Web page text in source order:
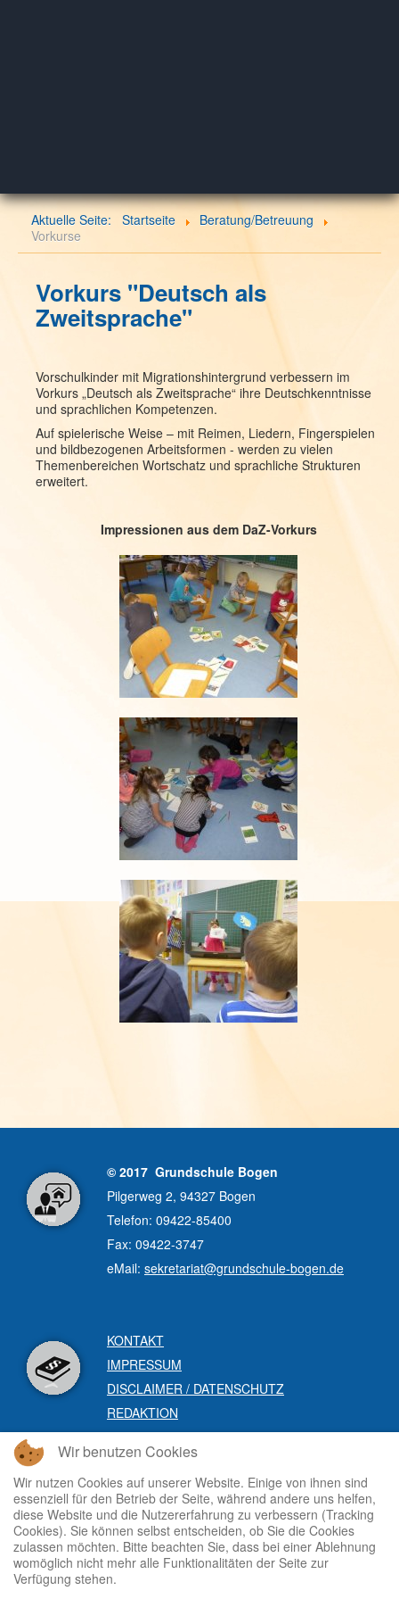
Aktuelle Seite: Startseite
Beratung/Betreuung
Vorkurse
Vorkurs "Deutsch als
Zweitsprache"
Vorschulkinder mit Migrationshintergrund verbessern im
Vorkurs „Deutsch als Zweitsprache“ ihre Deutschkenntnisse
und sprachlichen Kompetenzen.
Auf spielerische Weise – mit Reimen, Liedern, Fingerspielen
und bildbezogenen Arbeitsformen - werden zu vielen
Themenbereichen Wortschatz und sprachliche Strukturen
erweitert.
Impressionen aus dem DaZ-Vorkurs
© 2017 Grundschule Bogen
Pilgerweg 2, 94327 Bogen
Telefon: 09422-85400
Fax: 09422-3747
eMail: sekretariat@grundschule-bogen.de
KONTAKT
IMPRESSUM
DISCLAIMER / DATENSCHUTZ
REDAKTION
Wir benutzen Cookies
Wir nutzen Cookies auf unserer Website. Einige von ihnen sind
essenziell für den Betrieb der Seite, während andere uns helfen,
diese Website und die Nutzererfahrung zu verbessern (Tracking
Cookies). Sie können selbst entscheiden, ob Sie die Cookies
zulassen möchten. Bitte beachten Sie, dass bei einer Ablehnung
womöglich nicht mehr alle Funktionalitäten der Seite zur
Verfügung stehen.